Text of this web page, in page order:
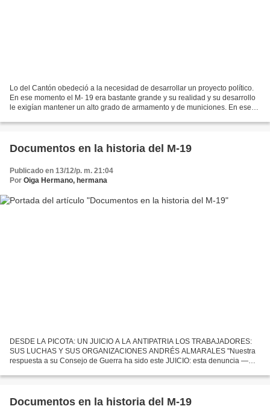
Lo del Cantón obedeció a la necesidad de desarrollar un proyecto político.
En ese momento el M- 19 era bastante grande y su realidad y su desarrollo
le exigían mantener un alto grado de armamento y de municiones. En ese
Documentos en la historia del M-19
Publicado en 13/12/p. m. 21:04
Por Oiga Hermano, hermana
DESDE LA PICOTA: UN JUICIO A LA ANTIPATRIA LOS TRABAJADORES:
SUS LUCHAS Y SUS ORGANIZACIONES ANDRÉS ALMARALES "Nuestra
respuesta a su Consejo de Guerra ha sido este JUICIO: esta denuncia —
Documentos en la historia del M-19